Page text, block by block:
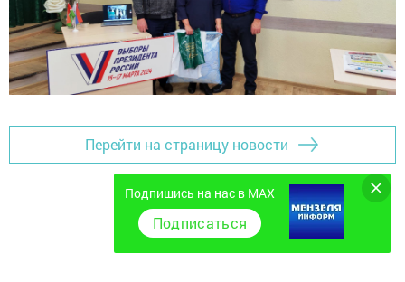
Перейти на страницу новости
Подпишись на нас в MAX
Подписаться